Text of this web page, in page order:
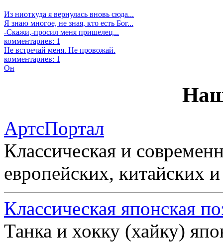
Из ниоткуда я вернулась вновь сюда...
Я знаю многое, не зная, кто есть Бог...
-Скажи,-просил меня пришелец...
комментариев: 1
Не встречай меня. Не провожай.
комментариев: 1
Он
АртсПортал
Классическая и
европейских, китайских
Классическая японская
Танка и хокку (хайку)